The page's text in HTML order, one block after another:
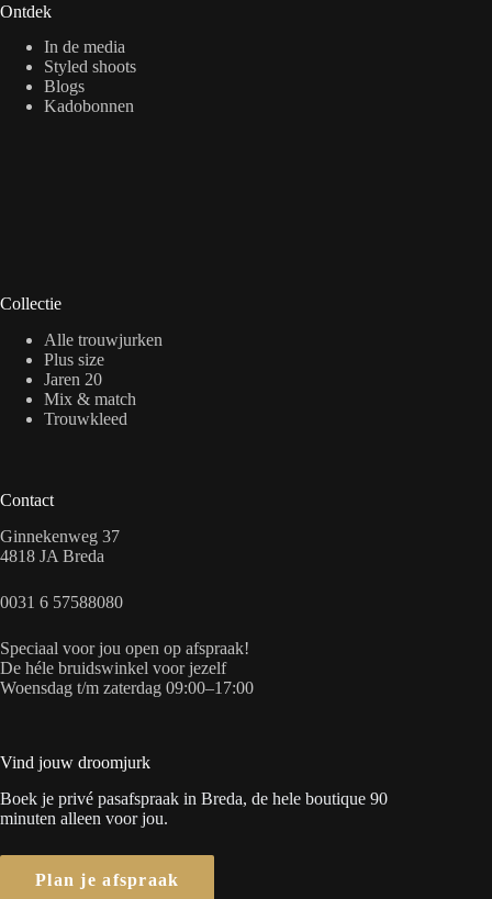
Ontdek
In de media
Styled shoots
Blogs
Kadobonnen
Collectie
Alle trouwjurken
Plus size
Jaren 20
Mix & match
Trouwkleed
Contact
Ginnekenweg 37
4818 JA Breda
0031 6 57588080
Speciaal voor jou open op afspraak!
De héle bruidswinkel voor jezelf
Woensdag t/m zaterdag 09:00–17:00
Vind jouw droomjurk
Boek je privé pasafspraak in Breda, de hele boutique 90
minuten alleen voor jou.
Plan je afspraak